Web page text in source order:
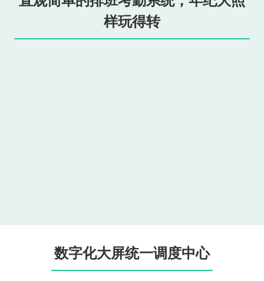
样玩得转
数字化大屏统一调度中心